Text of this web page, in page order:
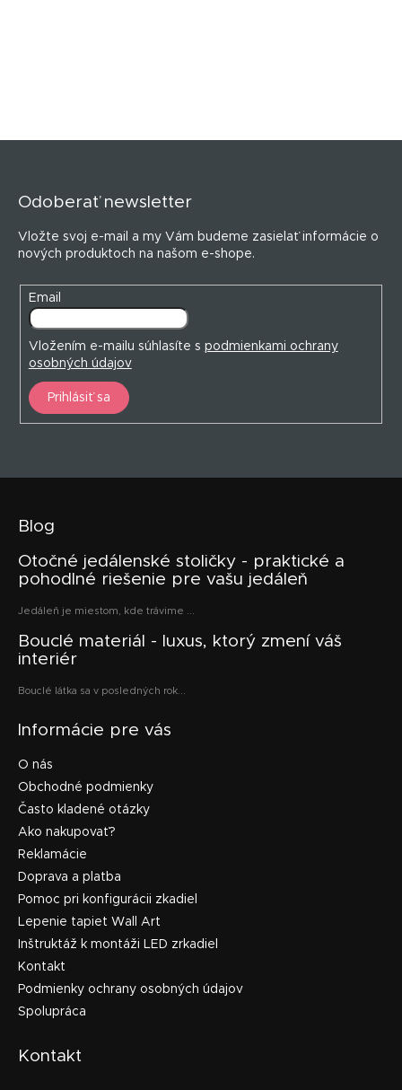
Odoberať newsletter
Vložte svoj e-mail a my Vám budeme zasielať informácie o
nových produktoch na našom e-shope.
Email
Vložením e-mailu súhlasíte s podmienkami ochrany
osobných údajov
Prihlásiť sa
Blog
Otočné jedálenské stoličky - praktické a
pohodlné riešenie pre vašu jedáleň
Jedáleň je miestom, kde trávime ...
Bouclé materiál - luxus, ktorý zmení váš
interiér
Bouclé látka sa v posledných rok...
Informácie pre vás
O nás
Obchodné podmienky
Často kladené otázky
Ako nakupovať?
Reklamácie
Doprava a platba
Pomoc pri konfigurácii zkadiel
Lepenie tapiet Wall Art
Inštruktáž k montáži LED zrkadiel
Kontakt
Podmienky ochrany osobných údajov
Spolupráca
Kontakt